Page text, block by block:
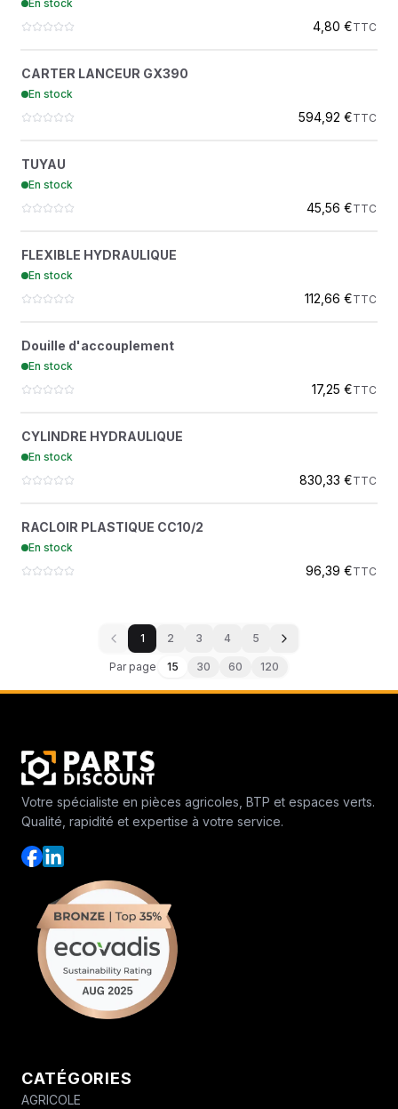
En stock
4,80 €TTC
543047926
CARTER LANCEUR GX390
En stock
594,92 €TTC
TUYAU
En stock
45,56 €TTC
4700482341
FLEXIBLE HYDRAULIQUE
En stock
112,66 €TTC
1273896
Douille d'accouplement
En stock
17,25 €TTC
D990195600
CYLINDRE HYDRAULIQUE
En stock
830,33 €TTC
?
4700348202
RACLOIR PLASTIQUE CC10/2
En stock
96,39 €TTC
1 2 3 4 5
Par page 15 30 60 120
Votre spécialiste en pièces agricoles, BTP et espaces verts.
Qualité, rapidité et expertise à votre service.
CATÉGORIES
AGRICOLE